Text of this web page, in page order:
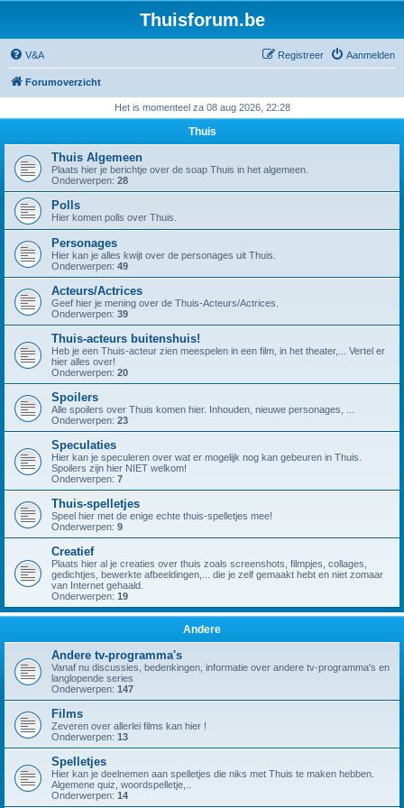
Thuisforum.be
V&A Aanmelden
Registreer
Forumoverzicht
Het is momenteel za 08 aug 2026, 22:28
Thuis
Thuis Algemeen
Plaats hier je berichtje over de soap Thuis in het algemeen.
Onderwerpen: 28
Polls
Hier komen polls over Thuis.
Personages
Hier kan je alles kwijt over de personages uit Thuis.
Onderwerpen: 49
Acteurs/Actrices
Geef hier je mening over de Thuis-Acteurs/Actrices.
Onderwerpen: 39
Thuis-acteurs buitenshuis!
Heb je een Thuis-acteur zien meespelen in een film, in het theater,... Vertel er
hier alles over!
Onderwerpen: 20
Spoilers
Alle spoilers over Thuis komen hier. Inhouden, nieuwe personages, ...
Onderwerpen: 23
Speculaties
Hier kan je speculeren over wat er mogelijk nog kan gebeuren in Thuis.
Spoilers zijn hier NIET welkom!
Onderwerpen: 7
Thuis-spelletjes
Speel hier met de enige echte thuis-spelletjes mee!
Onderwerpen: 9
Creatief
Plaats hier al je creaties over thuis zoals screenshots, filmpjes, collages,
gedichtjes, bewerkte afbeeldingen,... die je zelf gemaakt hebt en niet zomaar
van Internet gehaald.
Onderwerpen: 19
Andere
Andere tv-programma's
Vanaf nu discussies, bedenkingen, informatie over andere tv-programma's en
langlopende series
Onderwerpen: 147
Films
Zeveren over allerlei films kan hier !
Onderwerpen: 13
Spelletjes
Hier kan je deelnemen aan spelletjes die niks met Thuis te maken hebben.
Algemene quiz, woordspelletje,..
Onderwerpen: 14